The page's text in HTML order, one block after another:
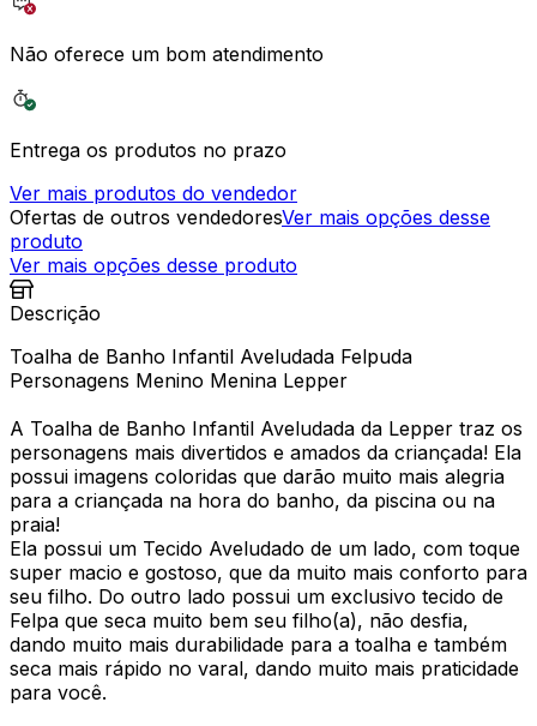
Não oferece um bom atendimento
Entrega os produtos no prazo
Ver mais produtos do vendedor
Ofertas de outros vendedoresVer mais opções desse
produto
Ver mais opções desse produto
Descrição
Toalha de Banho Infantil Aveludada Felpuda
Personagens Menino Menina Lepper
A Toalha de Banho Infantil Aveludada da Lepper traz os
personagens mais divertidos e amados da criançada! Ela
possui imagens coloridas que darão muito mais alegria
para a criançada na hora do banho, da piscina ou na
praia!
Ela possui um Tecido Aveludado de um lado, com toque
super macio e gostoso, que da muito mais conforto para
seu filho. Do outro lado possui um exclusivo tecido de
Felpa que seca muito bem seu filho(a), não desfia,
dando muito mais durabilidade para a toalha e também
seca mais rápido no varal, dando muito mais praticidade
para você.